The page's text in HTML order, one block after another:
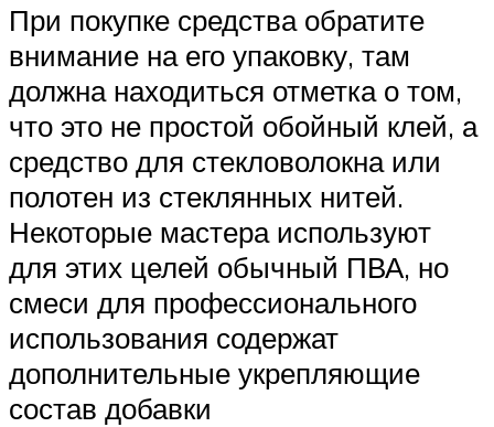
При покупке средства обратите
внимание на его упаковку, там
должна находиться отметка о том,
что это не простой обойный клей, а
средство для стекловолокна или
полотен из стеклянных нитей.
Некоторые мастера используют
для этих целей обычный ПВА, но
смеси для профессионального
использования содержат
дополнительные укрепляющие
состав добавки